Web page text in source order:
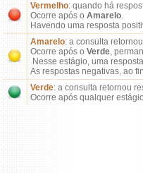
Vermelho: quando há
Ocorre após o Amarelo.
Havendo uma resposta
Amarelo: a consulta
Ocorre após o Verde,
Nesse estágio, uma
As respostas negativas, ao
Verde: a consulta retornou
Ocorre após qualquer